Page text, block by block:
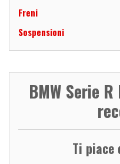
Freni
Sospensioni
BMW Serie
Ti piace